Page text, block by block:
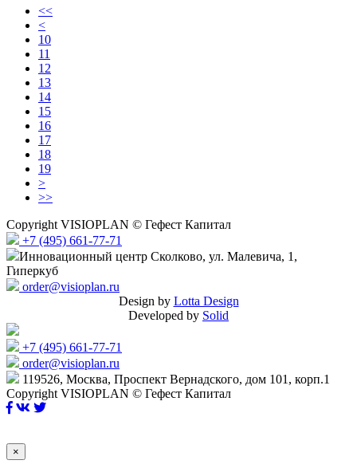
<<
<
10
11
12
13
14
15
16
17
18
19
>
>>
Copyright VISIOPLAN © Гефест Капитал
+7 (495) 661-77-71
Инновационный центр Сколково, ул. Малевича, 1,
Гиперкуб
order@visioplan.ru
Design by Lotta Design
Developed by Solid
+7 (495) 661-77-71
order@visioplan.ru
119526, Москва, Проспект Вернадского, дом 101, корп.1
Copyright VISIOPLAN © Гефест Капитал
×